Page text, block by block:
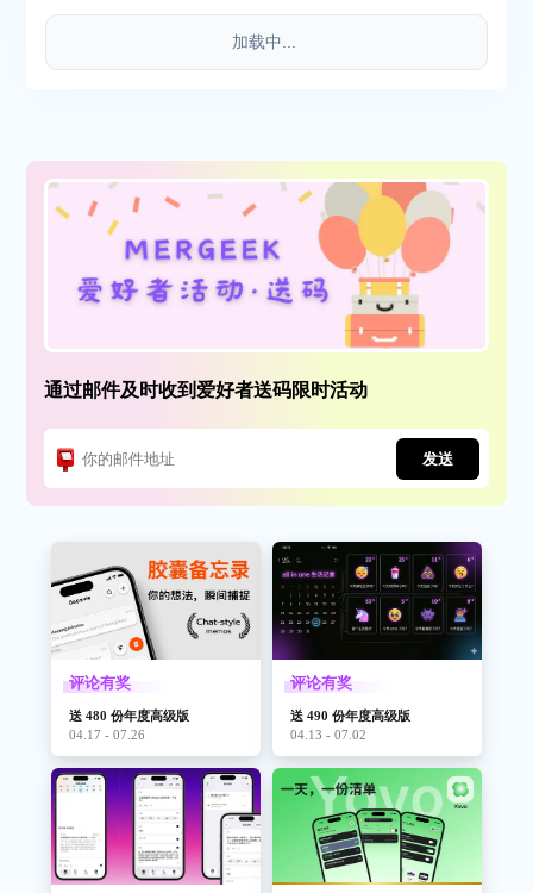
加载中...
通过邮件及时收到爱好者送码限时活动
发送
评论有奖
送 480 份年度高级版
04.17 - 07.26
评论有奖
送 490 份年度高级版
04.13 - 07.02